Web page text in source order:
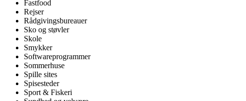
Fastfood
Rejser
Rådgivingsbureauer
Sko og støvler
Skole
Smykker
Softwareprogrammer
Sommerhuse
Spille sites
Spisesteder
Sport & Fiskeri